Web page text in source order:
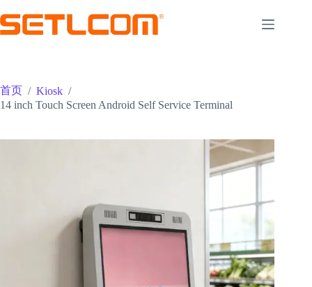
至
内
首页 / Kiosk /
14 inch Touch Screen Android Self Service Terminal